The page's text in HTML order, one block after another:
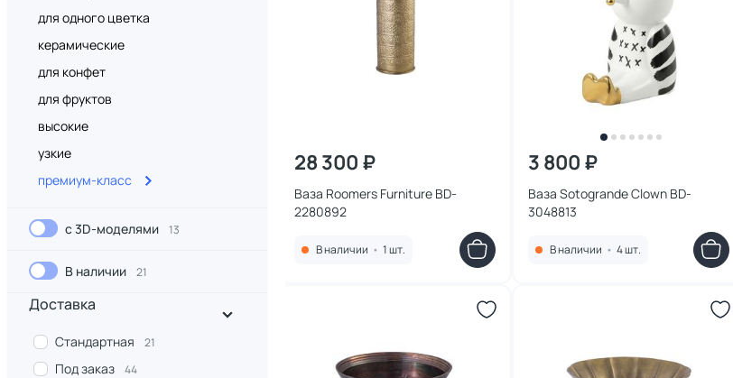
для одного цветка
керамические
для конфет
для фруктов
высокие
узкие
премиум-класс
с 3D-моделями 13
В наличии 21
Доставка
Стандартная 21
Под заказ 44
28 300 ₽
Ваза Roomers Furniture BD-
2280892
В наличии • 1 шт.
3 800 ₽
Ваза Sotogrande Clown BD-
3048813
В наличии • 4 шт.